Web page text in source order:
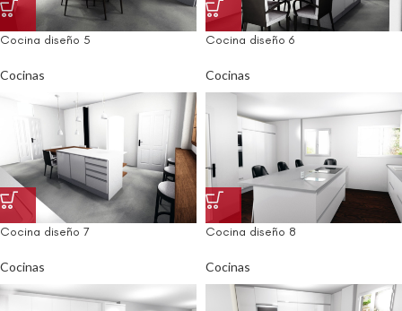
Cocina diseño 5
Cocinas
Cocina diseño 6
Cocinas
Cocina diseño 7
Cocinas
Cocina diseño 8
Cocinas